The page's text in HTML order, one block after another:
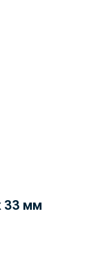
33 мм